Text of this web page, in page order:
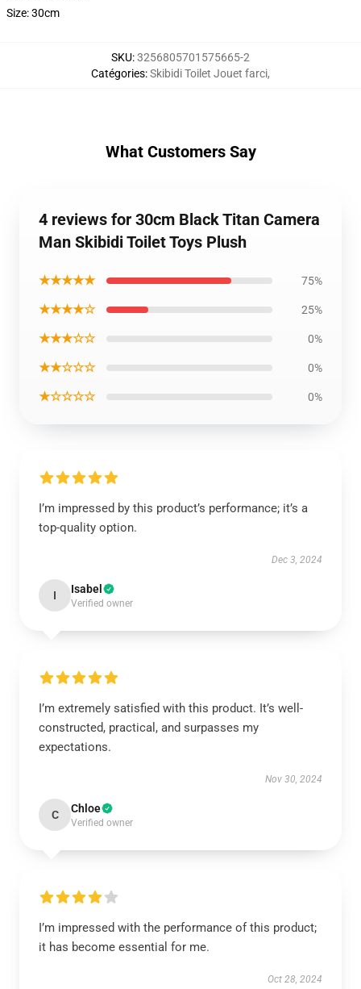
Size: 30cm
SKU:3256805701575665-2
Catégories:Skibidi Toilet Jouet farci,
What Customers Say
4 reviews for 30cm Black Titan Camera
Man Skibidi Toilet Toys Plush
★★★★★ 75%
★★★★☆ 25%
★★★☆☆ 0%
★★☆☆☆ 0%
★☆☆☆☆ 0%
I’m impressed by this product’s performance; it’s a
top-quality option.
Dec 3, 2024
I Isabel
Verified owner
I’m extremely satisfied with this product. It’s well-
constructed, practical, and surpasses my
expectations.
Nov 30, 2024
C Chloe
Verified owner
I’m impressed with the performance of this product;
it has become essential for me.
Oct 28, 2024